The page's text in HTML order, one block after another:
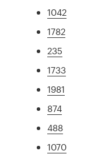
1042
1782
235
1733
1981
874
488
1070